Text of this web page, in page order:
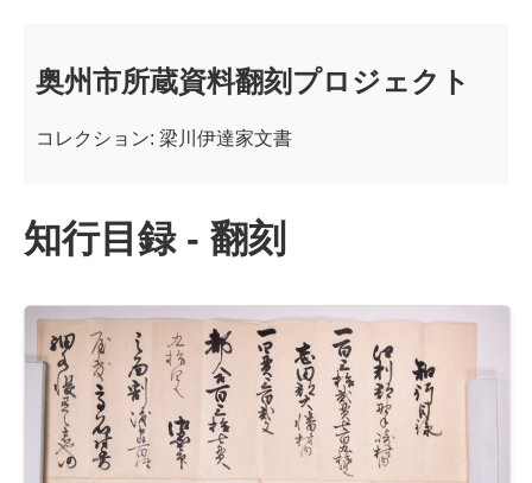
奥州市所蔵資料翻刻プロジェクト
コレクション: 梁川伊達家文書
知行目録 - 翻刻